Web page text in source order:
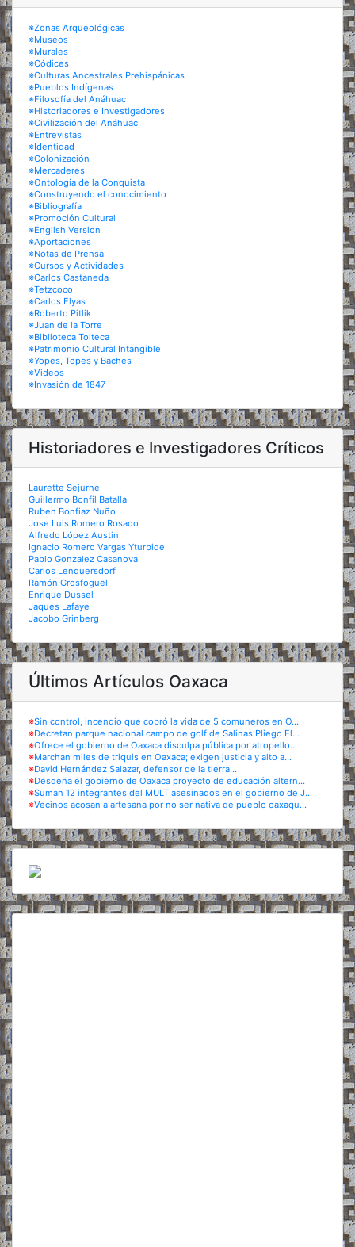
※Zonas Arqueológicas
※Museos
※Murales
※Códices
※Culturas Ancestrales Prehispánicas
※Pueblos Indígenas
※Filosofía del Anáhuac
※Historiadores e Investigadores
※Civilización del Anáhuac
※Entrevistas
※Identidad
※Colonización
※Mercaderes
※Ontología de la Conquista
※Construyendo el conocimiento
※Bibliografía
※Promoción Cultural
※English Version
※Aportaciones
※Notas de Prensa
※Cursos y Actividades
※Carlos Castaneda
※Tetzcoco
※Carlos Elyas
※Roberto Pitlik
※Juan de la Torre
※Biblioteca Tolteca
※Patrimonio Cultural Intangible
※Yopes, Topes y Baches
※Videos
※Invasión de 1847
Historiadores e Investigadores Críticos
Laurette Sejurne
Guillermo Bonfil Batalla
Ruben Bonfiaz Nuño
Jose Luis Romero Rosado
Alfredo López Austin
Ignacio Romero Vargas Yturbide
Pablo Gonzalez Casanova
Carlos Lenquersdorf
Ramón Grosfoguel
Enrique Dussel
Jaques Lafaye
Jacobo Grinberg
Últimos Artículos Oaxaca
※Sin control, incendio que cobró la vida de 5 comuneros en O...
※Decretan parque nacional campo de golf de Salinas Pliego El...
※Ofrece el gobierno de Oaxaca disculpa pública por atropello...
※Marchan miles de triquis en Oaxaca; exigen justicia y alto a...
※David Hernández Salazar, defensor de la tierra...
※Desdeña el gobierno de Oaxaca proyecto de educación altern...
※Suman 12 integrantes del MULT asesinados en el gobierno de J...
※Vecinos acosan a artesana por no ser nativa de pueblo oaxaqu...